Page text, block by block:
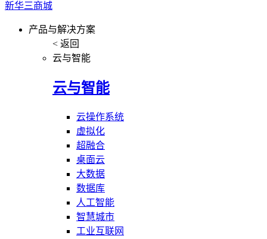
新华三商城
产品与解决方案
< 返回
云与智能
云与智能
云操作系统
虚拟化
超融合
桌面云
大数据
数据库
人工智能
智慧城市
工业互联网